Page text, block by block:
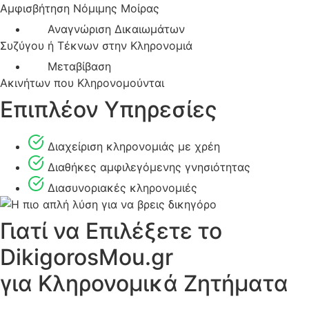
Αμφισβήτηση Νόμιμης Μοίρας
Αναγνώριση Δικαιωμάτων
Συζύγου ή Τέκνων στην Κληρονομιά
Μεταβίβαση
Ακινήτων που Κληρονομούνται
Επιπλέον Υπηρεσίες
Διαχείριση κληρονομιάς με χρέη
Διαθήκες αμφιλεγόμενης γνησιότητας
Διασυνοριακές κληρονομιές
Γιατί να Επιλέξετε το
DikigorosMou.gr
για Κληρονομικά Ζητήματα